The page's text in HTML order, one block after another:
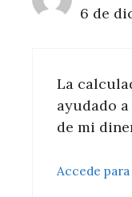
6 de
La
ayudado
de mi
Accede